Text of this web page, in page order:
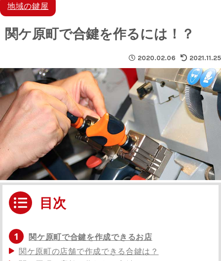
地域の鍵屋
関ケ原町で合鍵を作るには！？
2020.02.06 2021.11.25
目次
1
関ケ原町で合鍵を作成できるお店
関ケ原町の店舗で作成できる合鍵は？